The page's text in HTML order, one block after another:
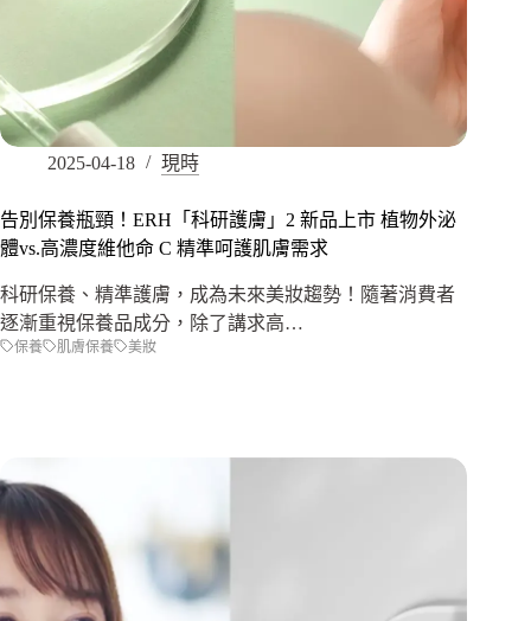
2025-04-18 現時
告別保養瓶頸！ERH「科研護膚」2 新品上市 植物外泌
體vs.高濃度維他命 C 精準呵護肌膚需求
科研保養、精準護膚，成為未來美妝趨勢！隨著消費者
逐漸重視保養品成分，除了講求高…
保養 肌膚保養 美妝